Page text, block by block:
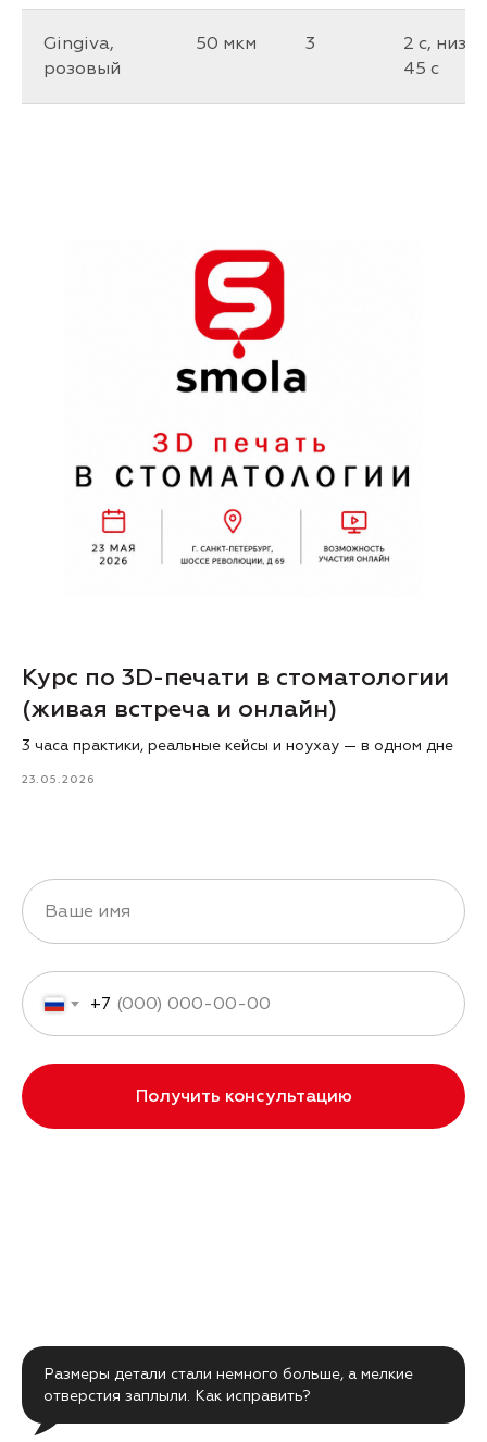
Gingiva,
розовый
50 мкм 3
2 c, низ
45 c
Курс по 3D-печати в стоматологии
(живая встреча и онлайн)
3 часа практики, реальные кейсы и ноухау — в одном дне
23.05.2026
+7
Получить консультацию
Размеры детали стали немного больше, а мелкие
отверстия заплыли. Как исправить?